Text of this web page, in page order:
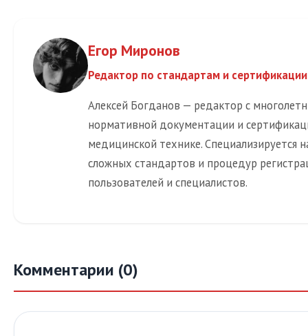
Егор Миронов
Редактор по стандартам и сертификации
Алексей Богданов — редактор с
нормативной документации и
медицинской технике. Специализируется
сложных стандартов и процедур
пользователей и специалистов.
Комментарии (0)